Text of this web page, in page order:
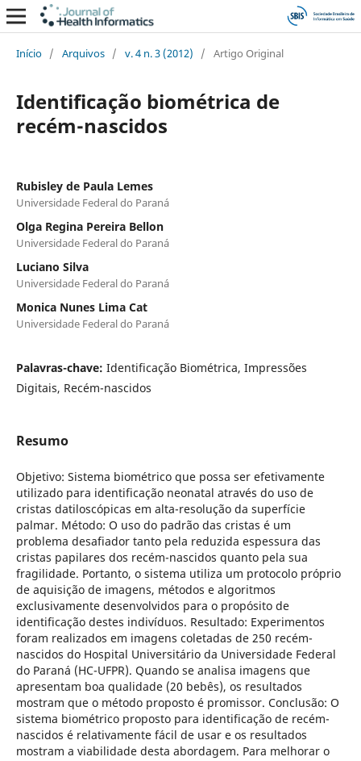
Início / Arquivos / v. 4 n. 3 (2012) / Artigo Original
Identificação biométrica de
recém-nascidos
Rubisley de Paula Lemes
Universidade Federal do Paraná
Olga Regina Pereira Bellon
Universidade Federal do Paraná
Luciano Silva
Universidade Federal do Paraná
Monica Nunes Lima Cat
Universidade Federal do Paraná
Palavras-chave: Identificação Biométrica, Impressões
Digitais, Recém-nascidos
Resumo
Objetivo: Sistema biométrico que possa ser efetivamente
utilizado para identificação neonatal através do uso de
cristas datiloscópicas em alta-resolução da superfície
palmar. Método: O uso do padrão das cristas é um
problema desafiador tanto pela reduzida espessura das
cristas papilares dos recém-nascidos quanto pela sua
fragilidade. Portanto, o sistema utiliza um protocolo próprio
de aquisição de imagens, métodos e algoritmos
exclusivamente desenvolvidos para o propósito de
identificação destes indivíduos. Resultado: Experimentos
foram realizados em imagens coletadas de 250 recém-
nascidos do Hospital Universitário da Universidade Federal
do Paraná (HC-UFPR). Quando se analisa imagens que
apresentam boa qualidade (20 bebês), os resultados
mostram que o método proposto é promissor. Conclusão: O
sistema biométrico proposto para identificação de recém-
nascidos é relativamente fácil de usar e os resultados
mostram a viabilidade desta abordagem. Para melhorar o